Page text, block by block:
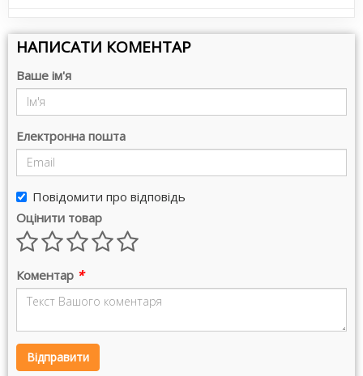
НАПИСАТИ КОМЕНТАР
Ваше ім'я
Електронна пошта
Повідомити про відповідь
Оцінити товар
Коментар *
Відправити